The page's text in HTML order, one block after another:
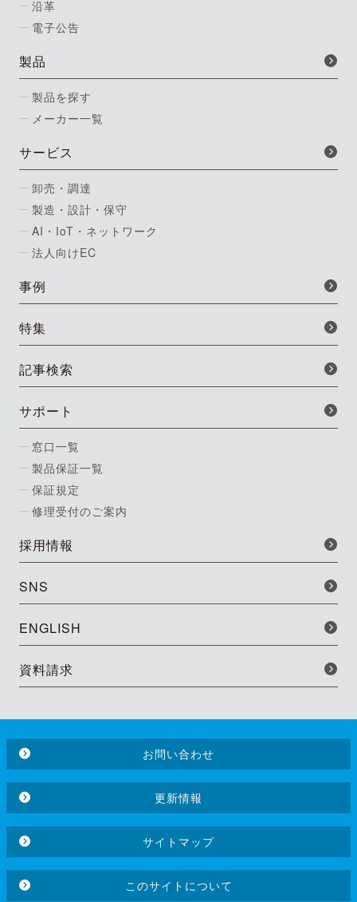
沿革
電子公告
製品
製品を探す
メーカー一覧
サービス
卸売・調達
製造・設計・保守
AI・IoT・ネットワーク
法人向けEC
事例
特集
記事検索
サポート
窓口一覧
製品保証一覧
保証規定
修理受付のご案内
採用情報
SNS
ENGLISH
資料請求
お問い合わせ
更新情報
サイトマップ
このサイトについて